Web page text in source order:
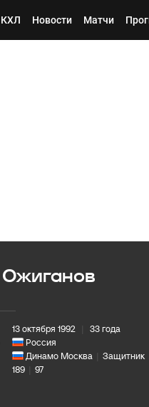
КХЛ Новости Матчи
Ожиганов
13 октября 1992
33 года
Россия
Динамо Москва
Защитник
189 97